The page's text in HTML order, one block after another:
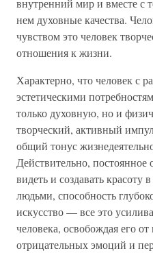
внутренний мир и вместе с
нем духовные качества.
чувством это человек
отношения к жизни.
Характерно, что человек с
эстетическими
только духовную, но и
творческий, активный
общий тонус
Действительно,
видеть и создавать
людьми, способность
искусство — все это
человека, освобождая его
отрицательных эмоций и